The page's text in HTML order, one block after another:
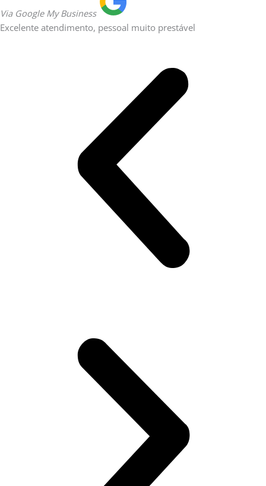
Via Google My Business
Excelente atendimento, pessoal muito prestável